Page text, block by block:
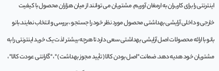
اینترنتی را برای کاربران به ارمغان آوریم. مشتريان می توانند از ميان هزاران محصول با کيفيت
خارجی و داخلی آرایشی بهداشتی محصول مورد نظر خود را جستجو ، بررسی و انتخاب نمايند.بانو
بانو با ارائه محصولات اصل آرایشی بهداشتی سعی دارد تا هرچه بیشتر لذت یک خرید اینترنتی را به
مشتریان خود هدیه دهد. ضمانت "اصل بودن کالا ( تأیید مجوز بهداشت ) " ، "گارانتی عودت کالا" ،